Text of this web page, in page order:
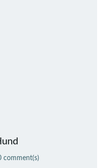
comment(s)